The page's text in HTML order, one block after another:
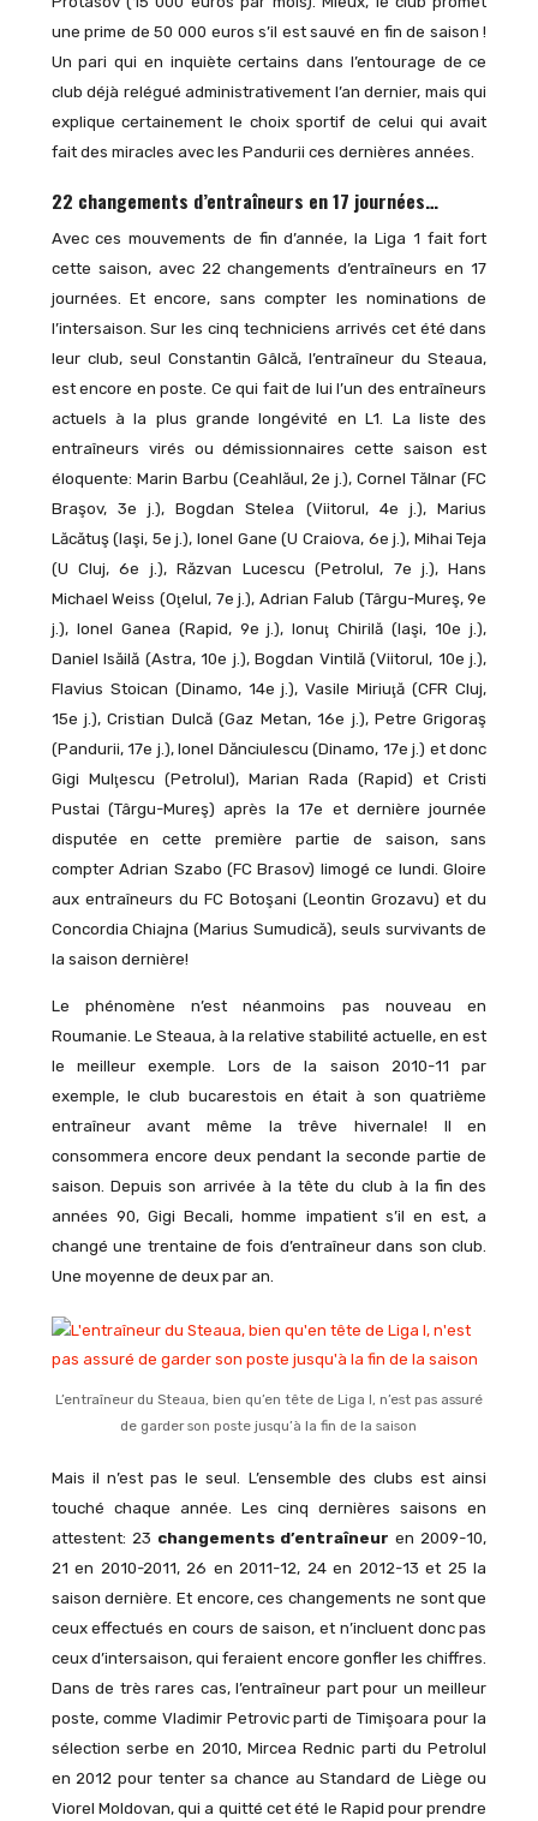
une prime de 50 000 euros s’il est sauvé en fin de saison !
Un pari qui en inquiète certains dans l’entourage de ce
club déjà relégué administrativement l’an dernier, mais qui
explique certainement le choix sportif de celui qui avait
fait des miracles avec les Pandurii ces dernières années.
22 changements d’entraîneurs en 17 journées…
Avec ces mouvements de fin d’année, la Liga 1 fait fort
cette saison, avec 22 changements d’entraîneurs en 17
journées. Et encore, sans compter les nominations de
l’intersaison. Sur les cinq techniciens arrivés cet été dans
leur club, seul Constantin Gâlcă, l’entraîneur du Steaua,
est encore en poste. Ce qui fait de lui l’un des entraîneurs
actuels à la plus grande longévité en L1. La liste des
entraîneurs virés ou démissionnaires cette saison est
éloquente: Marin Barbu (Ceahlăul, 2e j.), Cornel Tălnar (FC
Braşov, 3e j.), Bogdan Stelea (Viitorul, 4e j.), Marius
Lăcătuş (Iaşi, 5e j.), Ionel Gane (U Craiova, 6e j.), Mihai Teja
(U Cluj, 6e j.), Răzvan Lucescu (Petrolul, 7e j.), Hans
Michael Weiss (Oţelul, 7e j.), Adrian Falub (Târgu-Mureş, 9e
j.), Ionel Ganea (Rapid, 9e j.), Ionuţ Chirilă (Iaşi, 10e j.),
Daniel Isăilă (Astra, 10e j.), Bogdan Vintilă (Viitorul, 10e j.),
Flavius Stoican (Dinamo, 14e j.), Vasile Miriuţă (CFR Cluj,
15e j.), Cristian Dulcă (Gaz Metan, 16e j.), Petre Grigoraş
(Pandurii, 17e j.), Ionel Dănciulescu (Dinamo, 17e j.) et donc
Gigi Mulţescu (Petrolul), Marian Rada (Rapid) et Cristi
Pustai (Târgu-Mureş) après la 17e et dernière journée
disputée en cette première partie de saison, sans
compter Adrian Szabo (FC Brasov) limogé ce lundi. Gloire
aux entraîneurs du FC Botoşani (Leontin Grozavu) et du
Concordia Chiajna (Marius Sumudică), seuls survivants de
la saison dernière!
Le phénomène n’est néanmoins pas nouveau en
Roumanie. Le Steaua, à la relative stabilité actuelle, en est
le meilleur exemple. Lors de la saison 2010-11 par
exemple, le club bucarestois en était à son quatrième
entraîneur avant même la trêve hivernale! Il en
consommera encore deux pendant la seconde partie de
saison. Depuis son arrivée à la tête du club à la fin des
années 90, Gigi Becali, homme impatient s’il en est, a
changé une trentaine de fois d’entraîneur dans son club.
Une moyenne de deux par an.
L’entraîneur du Steaua, bien qu’en tête de Liga I, n’est pas assuré
de garder son poste jusqu’à la fin de la saison
Mais il n’est pas le seul. L’ensemble des clubs est ainsi
touché chaque année. Les cinq dernières saisons en
attestent: 23 changements d’entraîneur en 2009-10,
21 en 2010-2011, 26 en 2011-12, 24 en 2012-13 et 25 la
saison dernière. Et encore, ces changements ne sont que
ceux effectués en cours de saison, et n’incluent donc pas
ceux d’intersaison, qui feraient encore gonfler les chiffres.
Dans de très rares cas, l’entraîneur part pour un meilleur
poste, comme Vladimir Petrovic parti de Timişoara pour la
sélection serbe en 2010, Mircea Rednic parti du Petrolul
en 2012 pour tenter sa chance au Standard de Liège ou
Viorel Moldovan, qui a quitté cet été le Rapid pour prendre